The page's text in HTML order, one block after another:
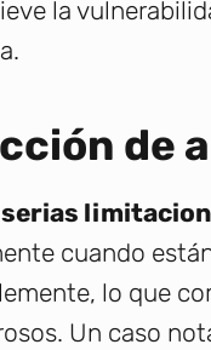
la
de
serias
cuando
lo que
Un caso